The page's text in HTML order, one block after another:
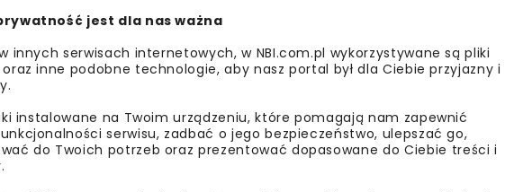
korektę geometrii dróg w obrębie skrzyżowania. Zmodernizowana
W tym miejscu powstanie dodatkowy pas do skrętu w lewo,
Przebudowane zostaną przejście dla pieszych
zamówienia przewiduje także wykonanie nowych elementów
jest dla nas ważna
innych serwisach internetowych, w NBI.com.pl wykorzystywane są pliki
inne podobne technologie, aby nasz portal był dla Ciebie przyjazny i
instalowane na Twoim urządzeniu, które pomagają nam zapewnić
serwisu, zadbać o jego bezpieczeństwo, ulepszać go,
do Twoich potrzeb oraz prezentować dopasowane do Ciebie treści i